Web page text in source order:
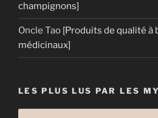
champignons]
Oncle Tao [Produits de qualité à
médicinaux]
LES PLUS LUS PAR LES